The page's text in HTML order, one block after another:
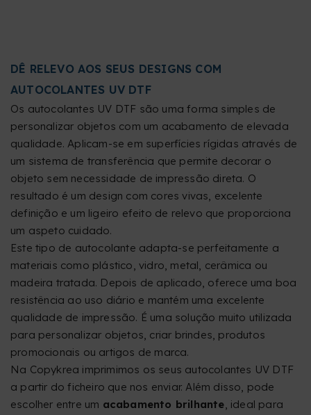
DÊ RELEVO AOS SEUS DESIGNS COM
AUTOCOLANTES UV DTF
Os autocolantes UV DTF são uma forma simples de
personalizar objetos com um acabamento de elevada
qualidade. Aplicam-se em superfícies rígidas através de
um sistema de transferência que permite decorar o
objeto sem necessidade de impressão direta. O
resultado é um design com cores vivas, excelente
definição e um ligeiro efeito de relevo que proporciona
um aspeto cuidado.
Este tipo de autocolante adapta-se perfeitamente a
materiais como plástico, vidro, metal, cerâmica ou
madeira tratada. Depois de aplicado, oferece uma boa
resistência ao uso diário e mantém uma excelente
qualidade de impressão. É uma solução muito utilizada
para personalizar objetos, criar brindes, produtos
promocionais ou artigos de marca.
Na Copykrea imprimimos os seus autocolantes UV DTF
a partir do ficheiro que nos enviar. Além disso, pode
escolher entre um acabamento brilhante, ideal para